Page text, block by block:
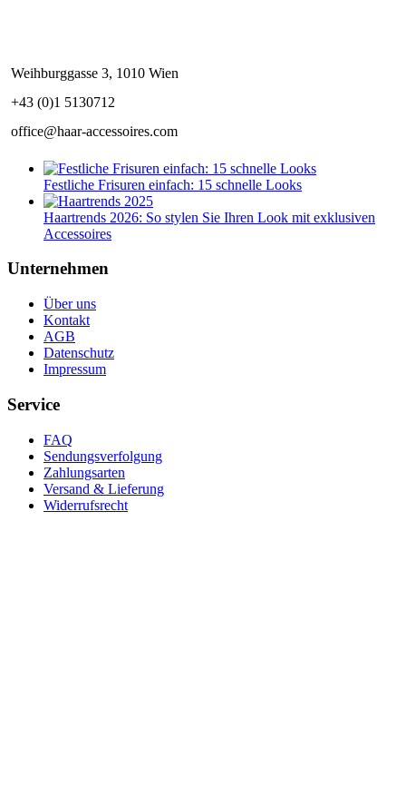
Weihburggasse 3, 1010 Wien
+43 (0)1 5130712
office@haar-accessoires.com
Festliche Frisuren einfach: 15 schnelle Looks
Haartrends 2026: So stylen Sie Ihren Look mit exklusiven
Accessoires
Unternehmen
Über uns
Kontakt
AGB
Datenschutz
Impressum
Service
FAQ
Sendungsverfolgung
Zahlungsarten
Versand & Lieferung
Widerrufsrecht